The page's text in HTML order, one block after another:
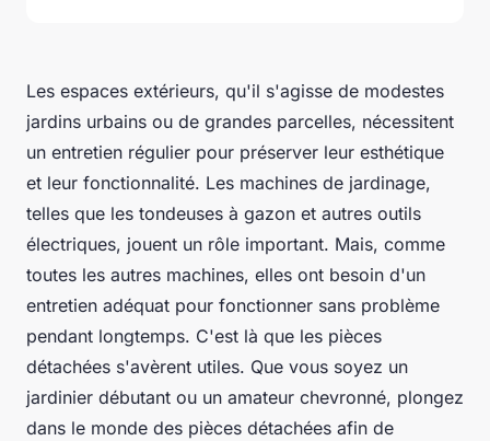
Les espaces extérieurs, qu'il s'agisse de modestes
jardins urbains ou de grandes parcelles, nécessitent
un entretien régulier pour préserver leur esthétique
et leur fonctionnalité. Les machines de jardinage,
telles que les tondeuses à gazon et autres outils
électriques, jouent un rôle important. Mais, comme
toutes les autres machines, elles ont besoin d'un
entretien adéquat pour fonctionner sans problème
pendant longtemps. C'est là que les pièces
détachées s'avèrent utiles. Que vous soyez un
jardinier débutant ou un amateur chevronné, plongez
dans le monde des pièces détachées afin de